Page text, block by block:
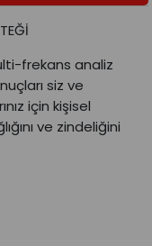
frekans analiz
siz ve
için kişisel
ve zindeliğini